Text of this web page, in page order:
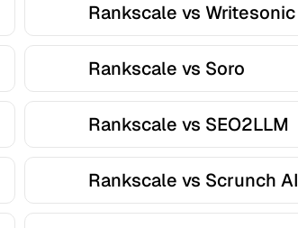
Rankscale vs Writesonic
Rankscale vs Soro
Rankscale vs SEO2LLM
Rankscale vs Scrunch AI